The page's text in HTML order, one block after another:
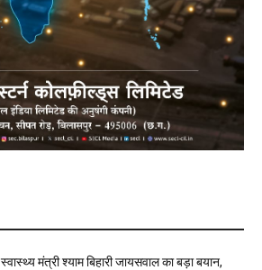
स्वास्थ्य मंत्री श्याम बिहारी जायसवाल का बड़ा बयान,